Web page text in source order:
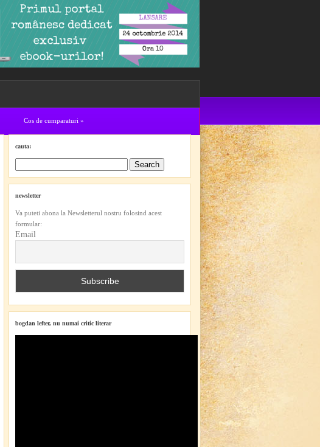
Cos de cumparaturi »
cauta:
newsletter
Va puteti abona la Newsletterul nostru folosind acest
formular:
Email
bogdan lefter, nu numai critic literar